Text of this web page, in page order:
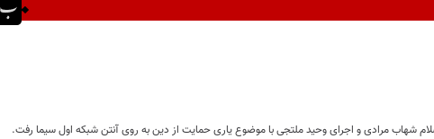
شهاب مرادی و اجرای وحید ملتجی با موضوع یاری حمایت از دین به روی آنتن شبکه اول سیما رفت.